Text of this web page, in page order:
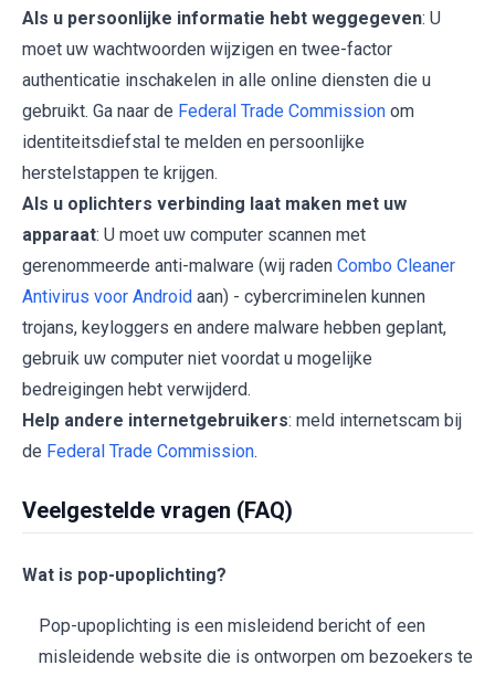
Als u persoonlijke informatie hebt weggegeven: U
moet uw wachtwoorden wijzigen en twee-factor
authenticatie inschakelen in alle online diensten die u
gebruikt. Ga naar de Federal Trade Commission om
identiteitsdiefstal te melden en persoonlijke
herstelstappen te krijgen.
Als u oplichters verbinding laat maken met uw
apparaat: U moet uw computer scannen met
gerenommeerde anti-malware (wij raden Combo Cleaner
Antivirus voor Android aan) - cybercriminelen kunnen
trojans, keyloggers en andere malware hebben geplant,
gebruik uw computer niet voordat u mogelijke
bedreigingen hebt verwijderd.
Help andere internetgebruikers: meld internetscam bij
de Federal Trade Commission.
Veelgestelde vragen (FAQ)
Wat is pop-upoplichting?
Pop-upoplichting is een misleidend bericht of een
misleidende website die is ontworpen om bezoekers te